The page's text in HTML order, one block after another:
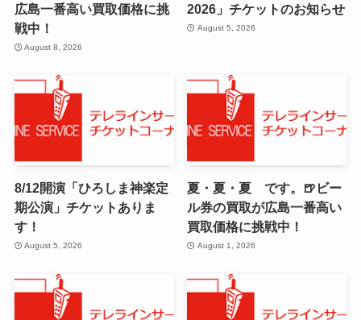
広島一番高い買取価格に挑
戦中！
August 8, 2026
2026」チケットのお知らせ
August 5, 2026
8/12開演「ひろしま神楽定
期公演」チケットありま
す！
August 5, 2026
夏・夏・夏 です。🍺ビー
ル券の買取が広島一番高い
買取価格に挑戦中！
August 1, 2026